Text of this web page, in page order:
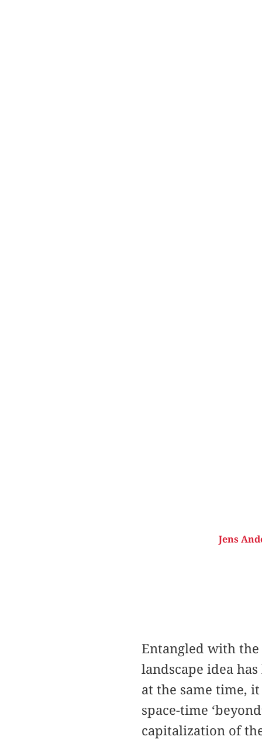
Jens
Entangled with
landscape idea
at the same time,
space-time
capitalization of